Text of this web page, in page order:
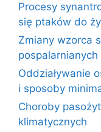
Procesy
się ptaków do
Zmiany wzorca
pospalarnianych
Oddziaływanie
i sposoby
Choroby
klimatycznych